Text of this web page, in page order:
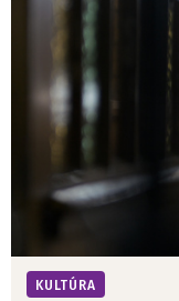
KULTÚRA